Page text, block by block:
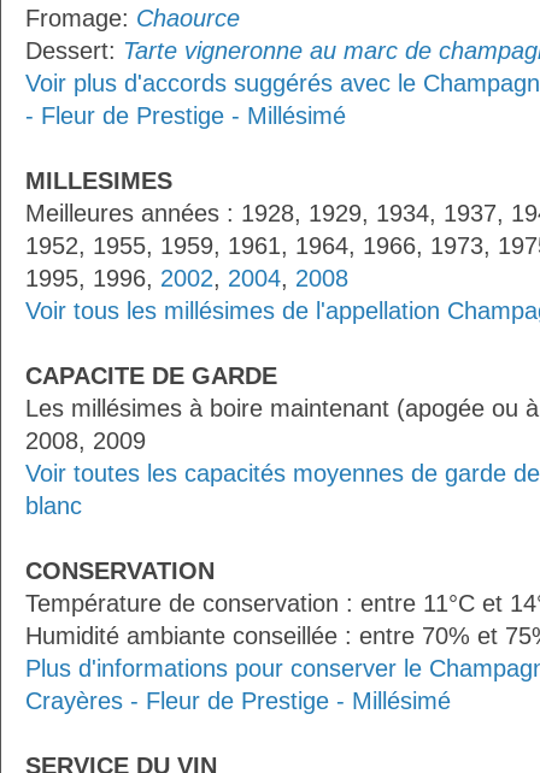
Fromage: Chaource
Dessert: Tarte vigneronne au marc de
Voir plus d'accords suggérés avec le
- Fleur de Prestige - Millésimé
MILLESIMES
Meilleures années : 1928, 1929, 1934, 1937,
1952, 1955, 1959, 1961, 1964, 1966, 1973,
1995, 1996, 2002, 2004, 2008
Voir tous les millésimes de l'appellation
CAPACITE DE GARDE
Les millésimes à boire maintenant (apogée ou
2008, 2009
Voir toutes les capacités moyennes de garde
blanc
CONSERVATION
Température de conservation : entre 11°C et
Humidité ambiante conseillée : entre 70% et
Plus d'informations pour conserver le
Crayères - Fleur de Prestige - Millésimé
SERVICE DU VIN